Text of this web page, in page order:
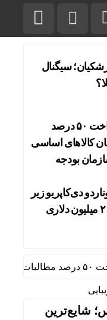
سیگنال
ابلاغ دستور پرداخت ۵۰ درصد
کالاهای اساسی
بودجه
دی‌کاپریو زیر
تیغ انتقاد / پروژه ۲۰۰ میلیون دلاری
شایع‌ترین